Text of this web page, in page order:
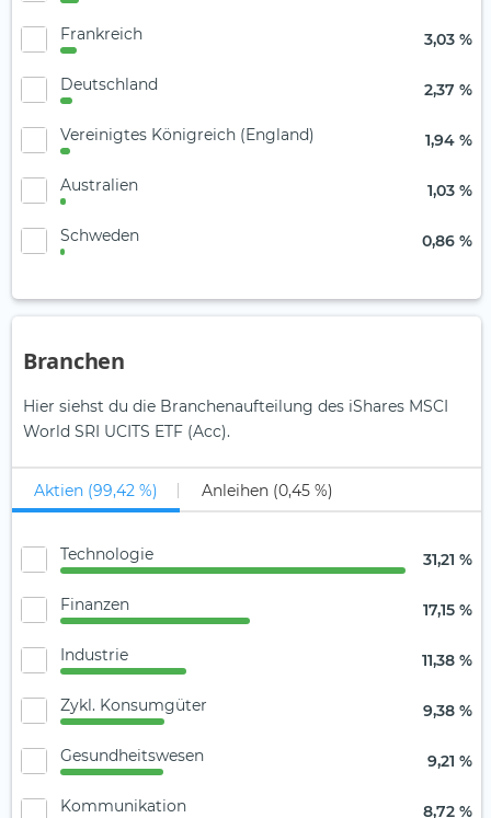
Frankreich 3,03 %
Deutschland 2,37 %
Vereinigtes Königreich (England) 1,94 %
Australien 1,03 %
Schweden 0,86 %
Branchen
Hier siehst du die Branchenaufteilung des iShares MSCI
World SRI UCITS ETF (Acc).
Aktien (99,42 %) Anleihen (0,45 %)
Technologie 31,21 %
Finanzen 17,15 %
Industrie 11,38 %
Zykl. Konsumgüter 9,38 %
Gesundheitswesen 9,21 %
Kommunikation 8,72 %